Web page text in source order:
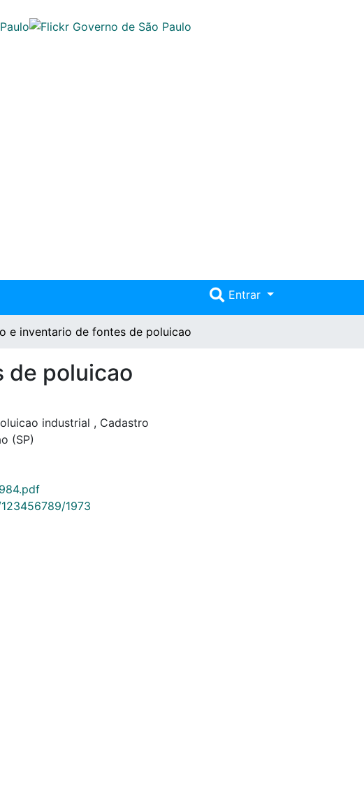
Entrar
e inventario de fontes de poluicao
de poluicao
industrial , Cadastro
(SP)
1973